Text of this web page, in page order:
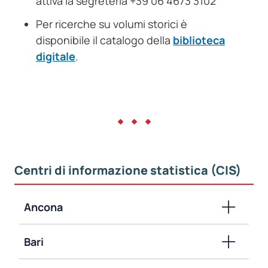
Per ricerche su volumi storici è
disponibile il catalogo della biblioteca
digitale.
Centri di informazione statistica (CIS)
Ancona
Bari